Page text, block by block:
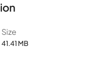
ซึ่งเป็นบริษัทในฮ่องกง เป็นผู้
NoxAppLock, Nox
Size
41.41 MB